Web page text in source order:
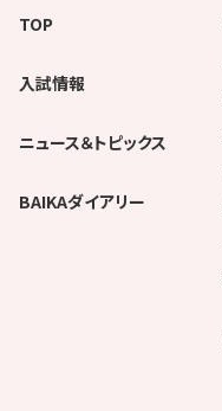
TOP
入試情報
ニュース＆トピックス
BAIKAダイアリー